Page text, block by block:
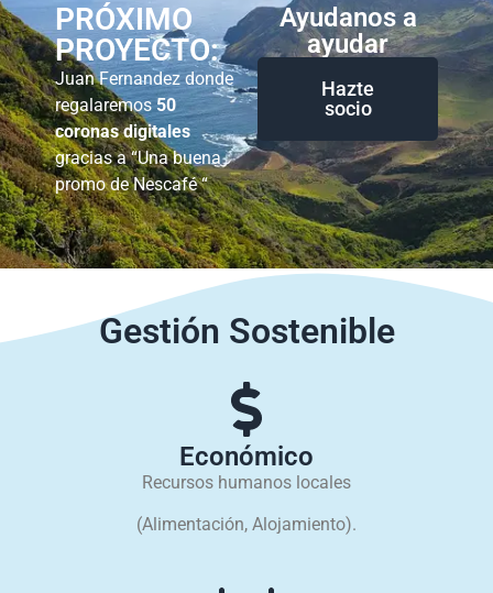
PRÓXIMO
PROYECTO:
Juan Fernandez donde
regalaremos 50
coronas digitales
gracias a “Una buena
promo de Nescafé “
Ayudanos a
ayudar
Hazte
socio
Gestión Sostenible
Económico
Recursos humanos locales
(Alimentación, Alojamiento).